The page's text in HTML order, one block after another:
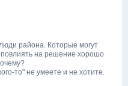
района. Которые могут
на решение хорошо
то" не умеете и не хотите.